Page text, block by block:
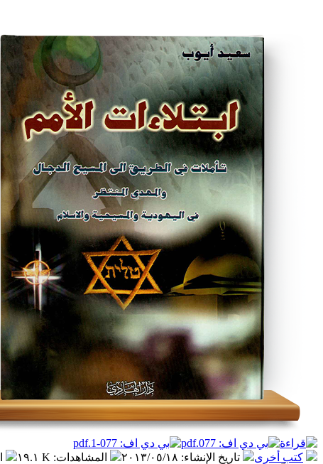
كتب أخرى تاريخ الإنشاء: ٢٠١٣/٠٥/١٨ المشاهدات: ١٩.١ K